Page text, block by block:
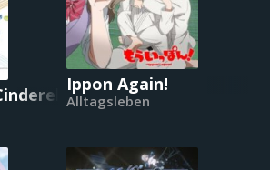
Girls: U149
Ippon Again!
Alltagsleben